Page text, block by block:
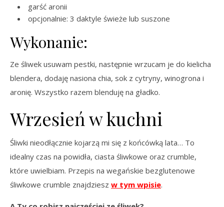
garść aronii
opcjonalnie: 3 daktyle świeże lub suszone
Wykonanie:
Ze śliwek usuwam pestki, następnie wrzucam je do kielicha
blendera, dodaję nasiona chia, sok z cytryny, winogrona i
aronię. Wszystko razem blenduję na gładko.
Wrzesień w kuchni
Śliwki nieodłącznie kojarzą mi się z końcówką lata… To
idealny czas na powidła, ciasta śliwkowe oraz crumble,
które uwielbiam. Przepis na wegańskie bezglutenowe
śliwkowe crumble znajdziesz w tym wpisie.